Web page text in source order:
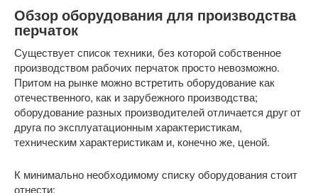
Обзор оборудования для производства
перчаток
Существует список техники, без которой собственное
производством рабочих перчаток просто невозможно.
Притом на рынке можно встретить оборудование как
отечественного, как и зарубежного производства;
оборудование разных производителей отличается друг от
друга по эксплуатационным характеристикам,
техническим характеристикам и, конечно же, ценой.
К минимально необходимому списку оборудования стоит
отнести: